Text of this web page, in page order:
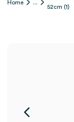
Home ...
52cm (1)